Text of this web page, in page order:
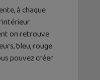
à chaque
on retrouve
bleu, rouge
pouvez créer